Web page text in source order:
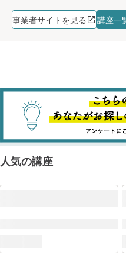
事業者サイトを見る 講座一
人気の講座